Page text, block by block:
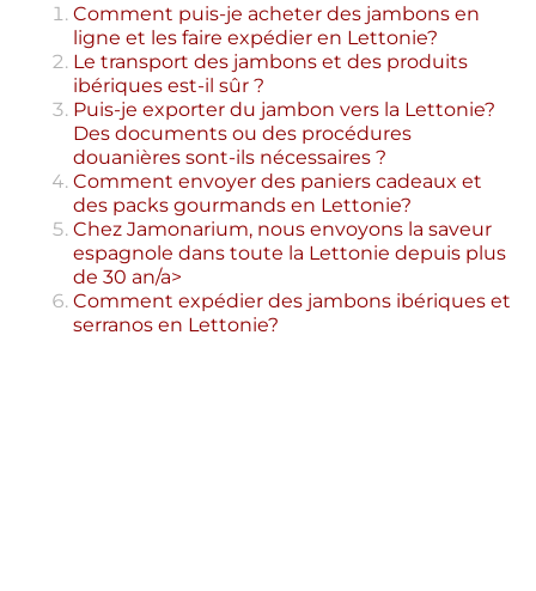
Comment puis-je acheter des jambons en
ligne et les faire expédier en Lettonie?
Le transport des jambons et des produits
ibériques est-il sûr ?
Puis-je exporter du jambon vers la Lettonie?
Des documents ou des procédures
douanières sont-ils nécessaires ?
Comment envoyer des paniers cadeaux et
des packs gourmands en Lettonie?
Chez Jamonarium, nous envoyons la saveur
espagnole dans toute la Lettonie depuis plus
de 30 an/a>
Comment expédier des jambons ibériques et
serranos en Lettonie?